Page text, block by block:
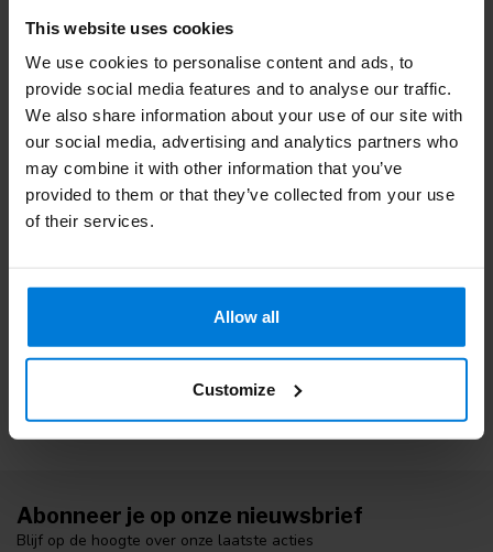
This website uses cookies
We use cookies to personalise content and ads, to
provide social media features and to analyse our traffic.
We also share information about your use of our site with
our social media, advertising and analytics partners who
may combine it with other information that you’ve
provided to them or that they’ve collected from your use
of their services.
Allow all
Customize
Wat betaal ik aan verzendkosten en wat zijn de levertijden?
Verzenden kost €6,95 en is Gratis vanaf €150,- Voor 16:00
besteld is op werkdagen dezelfde dag verzonden* *Wanneer u
een bestelling heeft gedaan met artikelen met een langere
levertijd, dan verzenden wij de order pas wanneer deze compleet
is.
Wat is de garantietermijn en welke kwaliteit kan ik
garantietermijn is 6 maanden. Is een product niet naar wens dan
is retourneren makkelijk bij Degros. Wij zijn aangesloten bij
Webshop Keurmerk dat maakt shoppen bij Degros veilig en
betrouwbaar.
Abonneer je op onze nieuwsbrief
Blijf op de hoogte over onze laatste acties